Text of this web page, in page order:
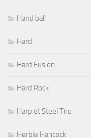
Hand ball
Hard
Hard Fusion
Hard Rock
Harp et Steel Trio
Herbie Hancock